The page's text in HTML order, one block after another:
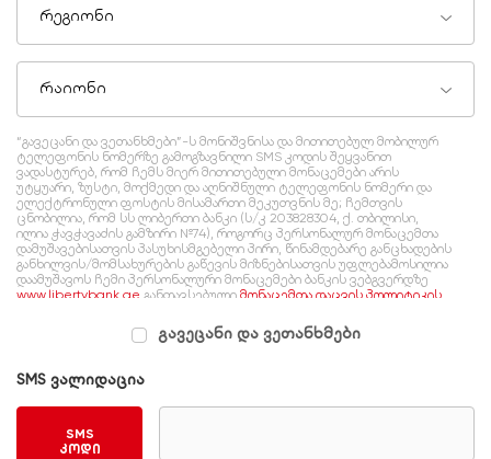
რეგიონი
რაიონი
“გავეცანი და ვეთანხმები”-ს მონიშვნისა და მითითებულ მობილურ
ტელეფონის ნომერზე გამოგზავნილი SMS კოდის შეყვანით
ვადასტურებ, რომ ჩემს მიერ მითითებული მონაცემები არის
უტყუარი, ზუსტი, მოქმედი და აღნიშნული ტელეფონის ნომერი და
ელექტრონული ფოსტის მისამართი მეკუთვნის მე; ჩემთვის
ცნობილია, რომ სს ლიბერთი ბანკი (ს/კ 203828304, ქ. თბილისი,
ილია ჭავჭავაძის გამზირი №74), როგორც პერსონალურ მონაცემთა
დამუშავებისათვის პასუხისმგებელი პირი, წინამდებარე განცხადების
განხილვის/მომსახურების გაწევის მიზნებისათვის უფლებამოსილია
დაამუშავოს ჩემი პერსონალური მონაცემები ბანკის ვებგვერდზე
www.libertybank.ge განთავსებული მონაცემთა დაცვის პოლიტიკის
გავეცანი და ვეთანხმები
SMS ვალიდაცია
SMS
კოდი